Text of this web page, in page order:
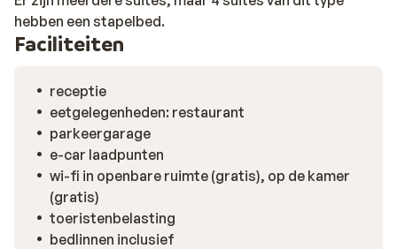
hebben een stapelbed.
Faciliteiten
receptie
eetgelegenheden: restaurant
parkeergarage
e-car laadpunten
wi-fi in openbare ruimte (gratis), op de kamer
(gratis)
toeristenbelasting
bedlinnen inclusief